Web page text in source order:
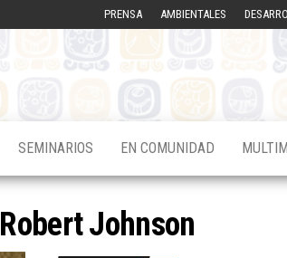
PRENSA AMBIENTALES
SEMINARIOS EN COMUNIDAD
Robert Johnson